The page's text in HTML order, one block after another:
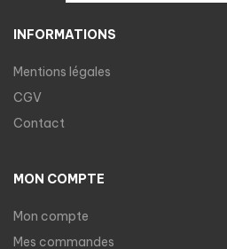
INFORMATIONS
Mentions légales
CGV
Contact
MON COMPTE
Mon compte
Mes commandes